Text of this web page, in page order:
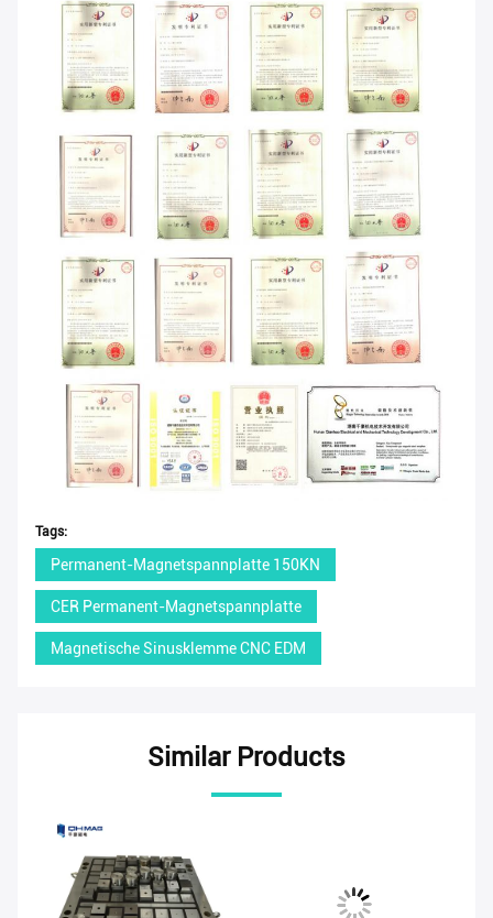
Tags:
Permanent-Magnetspannplatte 150KN
CER Permanent-Magnetspannplatte
Magnetische Sinusklemme CNC EDM
Similar Products